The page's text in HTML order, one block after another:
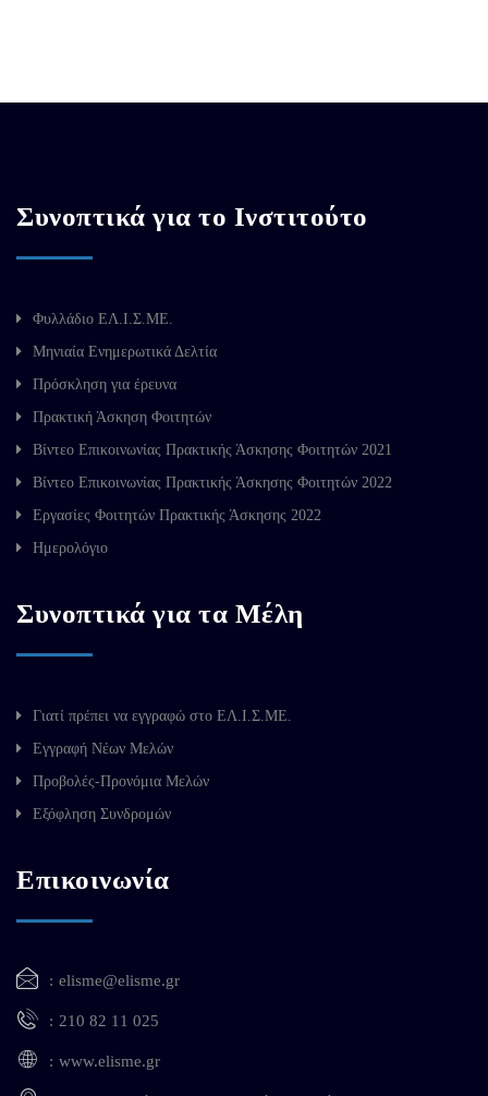
Συνοπτικά για το Ινστιτούτο
Φυλλάδιο ΕΛ.Ι.Σ.ΜΕ.
Μηνιαία Ενημερωτικά Δελτία
Πρόσκληση για έρευνα
Πρακτική Άσκηση Φοιτητών
Βίντεο Επικοινωνίας Πρακτικής Άσκησης Φοιτητών 2021
Βίντεο Επικοινωνίας Πρακτικής Άσκησης Φοιτητών 2022
Εργασίες Φοιτητών Πρακτικής Άσκησης 2022
Ημερολόγιο
Συνοπτικά για τα Μέλη
Γιατί πρέπει να εγγραφώ στο ΕΛ.Ι.Σ.ΜΕ.
Εγγραφή Νέων Μελών
Προβολές-Προνόμια Μελών
Εξόφληση Συνδρομών
Επικοινωνία
elisme@elisme.gr
210 82 11 025
www.elisme.gr